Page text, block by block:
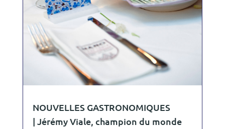
NOUVELLES GASTRONOMIQUES
| Jérémy Viale, champion du monde